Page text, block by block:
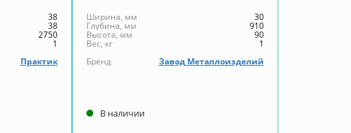
38
38
2750
1
Практик
Ширина, мм 30
Глубина, мм 910
Высота, мм 90
Вес, кг
1
Бренд
Завод Металлоизделий
В наличии